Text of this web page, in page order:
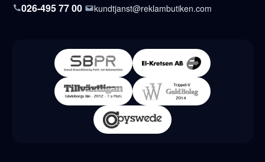
026-495 77 00 kundtjanst@reklambutiken.com